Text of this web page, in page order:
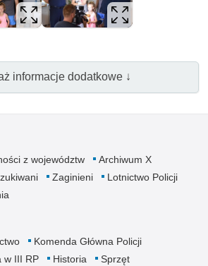
informacje dodatkowe ↓
z województw
Archiwum X
Zaginieni
Lotnictwo Policji
Komenda Główna Policji
w III RP Historia
Sprzęt